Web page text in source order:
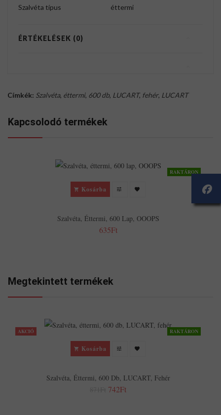
Szalvéta típus éttermi
ÉRTÉKELÉSEK (0)
Címkék: Szalvéta, éttermi, 600 db, LUCART, fehér, LUCART
Kapcsolodó termékek
RAKTÁRON
Kosárba
Szalvéta, Éttermi, 600 Lap, OOOPS
635Ft
Megtekintett termékek
AKCIÓ RAKTÁRON
Kosárba
Szalvéta, Éttermi, 600 Db, LUCART, Fehér
742Ft